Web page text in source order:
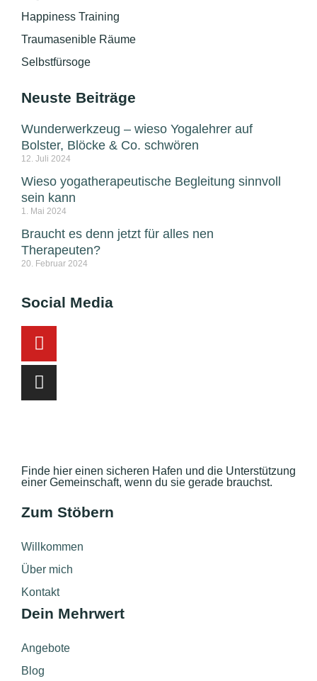
Happiness Training
Traumasenible Räume
Selbstfürsoge
Neuste Beiträge
Wunderwerkzeug – wieso Yogalehrer auf
Bolster, Blöcke & Co. schwören
12. Juli 2024
Wieso yogatherapeutische Begleitung sinnvoll
sein kann
1. Mai 2024
Braucht es denn jetzt für alles nen
Therapeuten?
20. Februar 2024
Social Media
Finde hier einen sicheren Hafen und die Unterstützung
einer Gemeinschaft, wenn du sie gerade brauchst.
Zum Stöbern
Willkommen
Über mich
Kontakt
Dein Mehrwert
Angebote
Blog